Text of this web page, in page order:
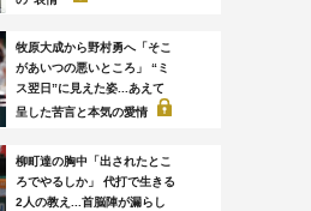
牧原大成から野村勇へ「そこ
があいつの悪いところ」 “ミ
ス翌日”に見えた姿...あえて
呈した苦言と本気の愛情
柳町達の胸中「出されたとこ
ろでやるしか」 代打で生きる
2人の教え...首脳陣が漏らし